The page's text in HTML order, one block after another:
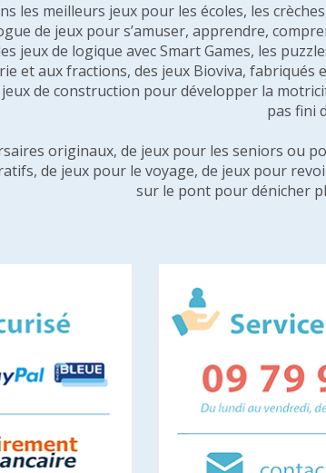
les meilleurs jeux pour les écoles, les
de jeux pour s’amuser, apprendre,
jeux de logique avec Smart Games, les
et aux fractions, des jeux Bioviva, fabriqués
de construction pour développer la
pas fini
originaux, de jeux pour les seniors
de jeux pour le voyage, de jeux pour
sur le pont pour dénicher